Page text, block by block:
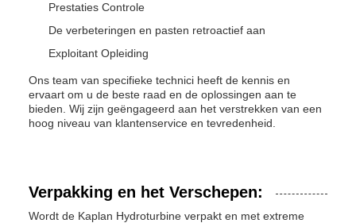
Prestaties Controle
De verbeteringen en pasten retroactief aan
Exploitant Opleiding
Ons team van specifieke technici heeft de kennis en
ervaart om u de beste raad en de oplossingen aan te
bieden. Wij zijn geëngageerd aan het verstrekken van een
hoog niveau van klantenservice en tevredenheid.
Verpakking en het Verschepen:
Wordt de Kaplan Hydroturbine verpakt en met extreme